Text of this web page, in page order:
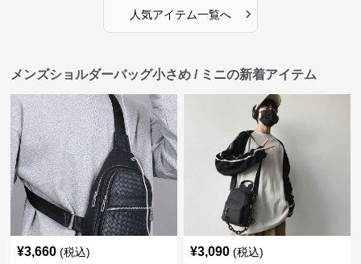
人気アイテム一覧へ ›
メンズショルダーバッグ小さめ / ミニの新着アイテム
¥3,660 (税込) ¥3,090 (税込)